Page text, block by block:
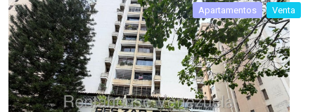
Apartamentos Venta